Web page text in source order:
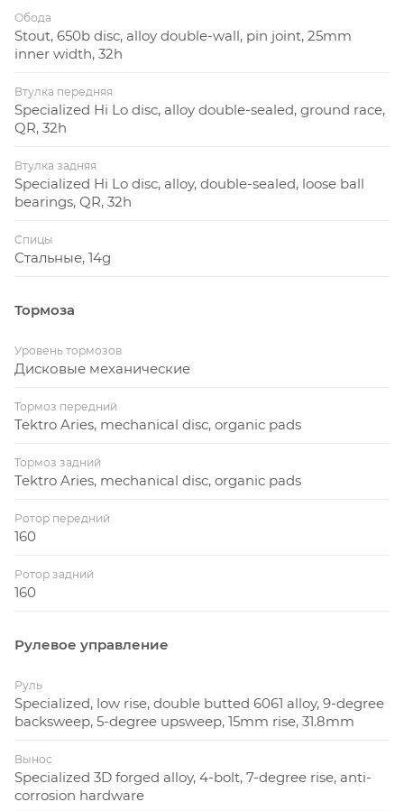
Обода
Stout, 650b disc, alloy double-wall, pin joint, 25mm
inner width, 32h
Втулка передняя
Specialized Hi Lo disc, alloy double-sealed, ground race,
QR, 32h
Втулка задняя
Specialized Hi Lo disc, alloy, double-sealed, loose ball
bearings, QR, 32h
Спицы
Стальные, 14g
Тормоза
Уровень тормозов
Дисковые механические
Тормоз передний
Tektro Aries, mechanical disc, organic pads
Тормоз задний
Tektro Aries, mechanical disc, organic pads
Ротор передний
160
Ротор задний
160
Рулевое управление
Руль
Specialized, low rise, double butted 6061 alloy, 9-degree
backsweep, 5-degree upsweep, 15mm rise, 31.8mm
Вынос
Specialized 3D forged alloy, 4-bolt, 7-degree rise, anti-
corrosion hardware